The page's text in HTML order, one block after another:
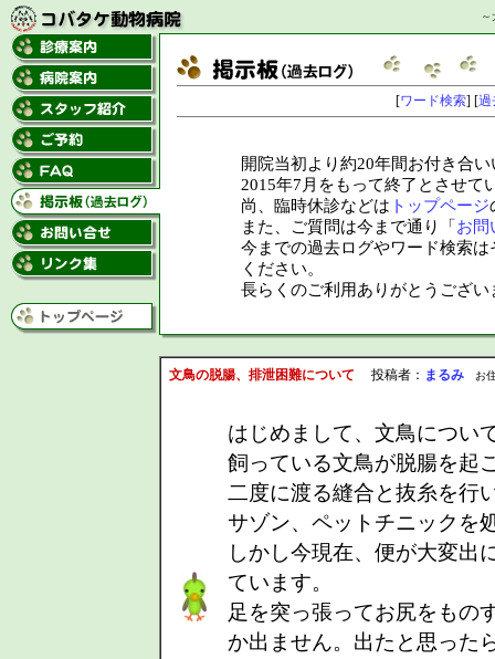
[ワード検索] [過
開院当初より約20年間お付き合
2015年7月をもって終了とさせて
尚、臨時休診などは トップページ
また、ご質問は今まで通り「 お問
今までの過去ログやワード検索
ください。
長らくのご利用ありがとうござい
文鳥の脱腸、排泄困難について 投稿者： まるみ お住
はじめまして、文鳥につい
飼っている文鳥が脱腸を起
二度に渡る縫合と抜糸を行
サゾン、ペットチニックを
しかし今現在、便が大変出
ています。
足を突っ張ってお尻をもの
か出ません。出たと思った